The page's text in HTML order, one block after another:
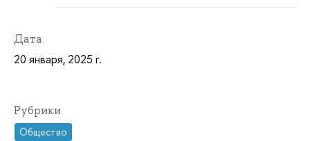
Дата
20 января, 2025 г.
Рубрики
Общество